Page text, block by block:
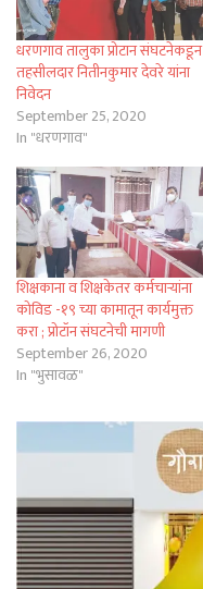
धरणगाव तालुका प्रोटान संघटनेकडून
तहसीलदार नितीनकुमार देवरे यांना
निवेदन
September 25, 2020
In "धरणगाव"
शिक्षकाना व शिक्षकेतर कर्मचाऱ्यांना
कोविड -१९ च्या कामातून कार्यमुक्त
करा ; प्रोटॉन संघटनेची मागणी
September 26, 2020
In "भुसावळ"